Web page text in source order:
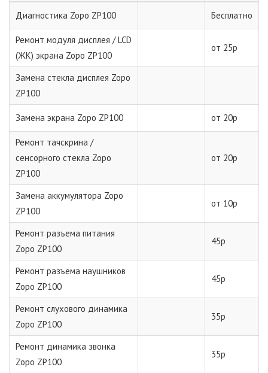
Диагностика Zopo ZP100 Бесплатно
Ремонт модуля дисплея / LCD
(ЖК) экрана Zopo ZP100
от 25р
Замена стекла дисплея Zopo
ZP100
Замена экрана Zopo ZP100 от 20р
Ремонт тачскрина /
сенсорного стекла Zopo
ZP100
от 20р
Замена аккумулятора Zopo
ZP100
от 10р
Ремонт разъема питания
Zopo ZP100
45р
Ремонт разъема наушников
Zopo ZP100
45р
Ремонт слухового динамика
Zopo ZP100
35р
Ремонт динамика звонка
Zopo ZP100
35р